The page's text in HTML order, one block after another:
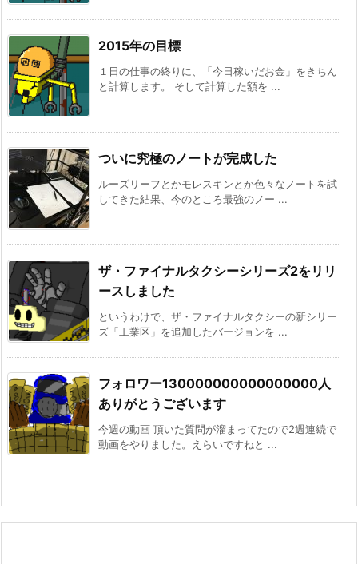
2015年の目標
１日の仕事の終りに、「今日稼いだお金」をきちん
と計算します。 そして計算した額を ...
ついに究極のノートが完成した
ルーズリーフとかモレスキンとか色々なノートを試
してきた結果、今のところ最強のノー ...
ザ・ファイナルタクシーシリーズ2をリリ
ースしました
というわけで、ザ・ファイナルタクシーの新シリー
ズ「工業区」を追加したバージョンを ...
フォロワー130000000000000000人
ありがとうございます
今週の動画 頂いた質問が溜まってたので2週連続で
動画をやりました。えらいですねと ...